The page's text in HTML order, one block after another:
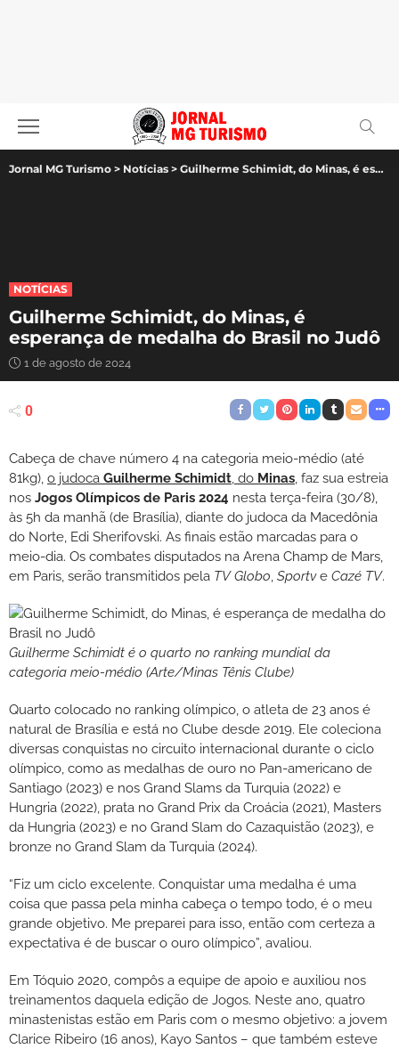
Jornal MG Turismo > Notícias > Guilherme Schimidt, do Minas, é esperança de medalha do Brasil no Judô
NOTÍCIAS
Guilherme Schimidt, do Minas, é
esperança de medalha do Brasil no Judô
1 de agosto de 2024
0
Cabeça de chave número 4 na categoria meio-médio (até
81kg), o judoca Guilherme Schimidt, do Minas, faz sua estreia
nos Jogos Olímpicos de Paris 2024 nesta terça-feira (30/8),
às 5h da manhã (de Brasília), diante do judoca da Macedônia
do Norte, Edi Sherifovski. As finais estão marcadas para o
meio-dia. Os combates disputados na Arena Champ de Mars,
em Paris, serão transmitidos pela TV Globo, Sportve Cazé TV.
Guilherme Schimidt é o quarto no ranking mundial da
categoria meio-médio (Arte/Minas Tênis Clube)
Quarto colocado no ranking olímpico, o atleta de 23 anos é
natural de Brasília e está no Clube desde 2019. Ele coleciona
diversas conquistas no circuito internacional durante o ciclo
olímpico, como as medalhas de ouro no Pan-americano de
Santiago (2023) e nos Grand Slams da Turquia (2022) e
Hungria (2022), prata no Grand Prix da Croácia (2021), Masters
da Hungria (2023) e no Grand Slam do Cazaquistão (2023), e
bronze no Grand Slam da Turquia (2024).
“Fiz um ciclo excelente. Conquistar uma medalha é uma
coisa que passa pela minha cabeça o tempo todo, é o meu
grande objetivo. Me preparei para isso, então com certeza a
expectativa é de buscar o ouro olímpico”, avaliou.
Em Tóquio 2020, compôs a equipe de apoio e auxiliou nos
treinamentos daquela edição de Jogos. Neste ano, quatro
minastenistas estão em Paris com o mesmo objetivo: a jovem
Clarice Ribeiro (16 anos), Kayo Santos – que também esteve